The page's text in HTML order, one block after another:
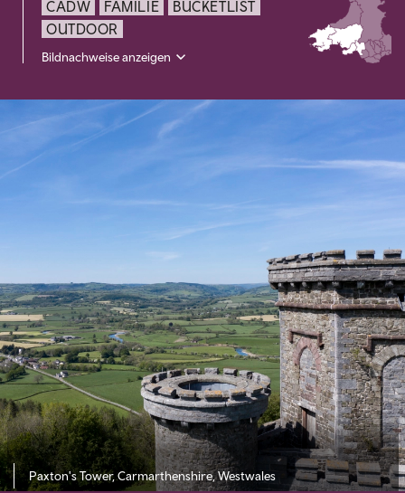
CADW FAMILIE
BUCKETLIST
OUTDOOR
Bildnachweise anzeigen
Paxton's Tower, Carmarthenshire, Westwales